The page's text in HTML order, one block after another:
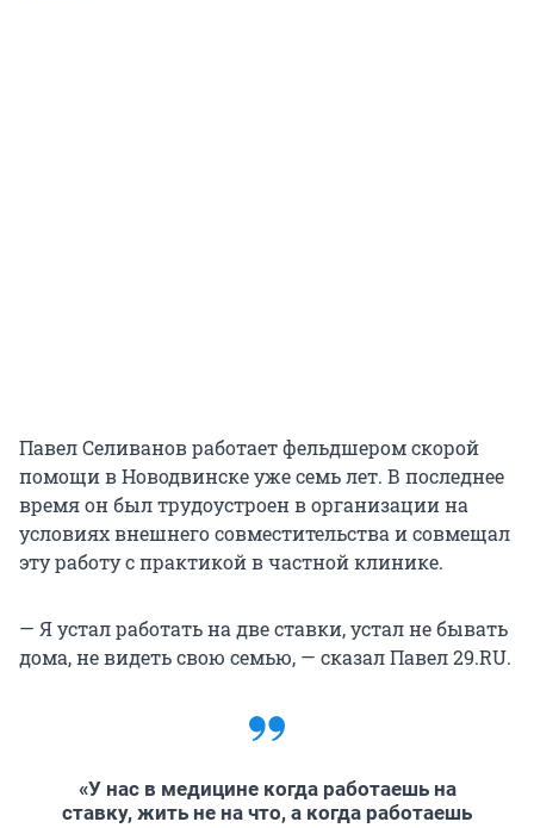
Павел Селиванов работает фельдшером скорой
помощи в Новодвинске уже семь лет. В последнее
время он был трудоустроен в организации на
условиях внешнего совместительства и совмещал
эту работу с практикой в частной клинике.
— Я устал работать на две ставки, устал не бывать
дома, не видеть свою семью, — сказал Павел 29.RU.
«У нас в медицине когда работаешь на
ставку, жить не на что, а когда работаешь